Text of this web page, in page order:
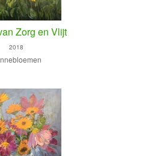
Zorg en Vlijt
2018